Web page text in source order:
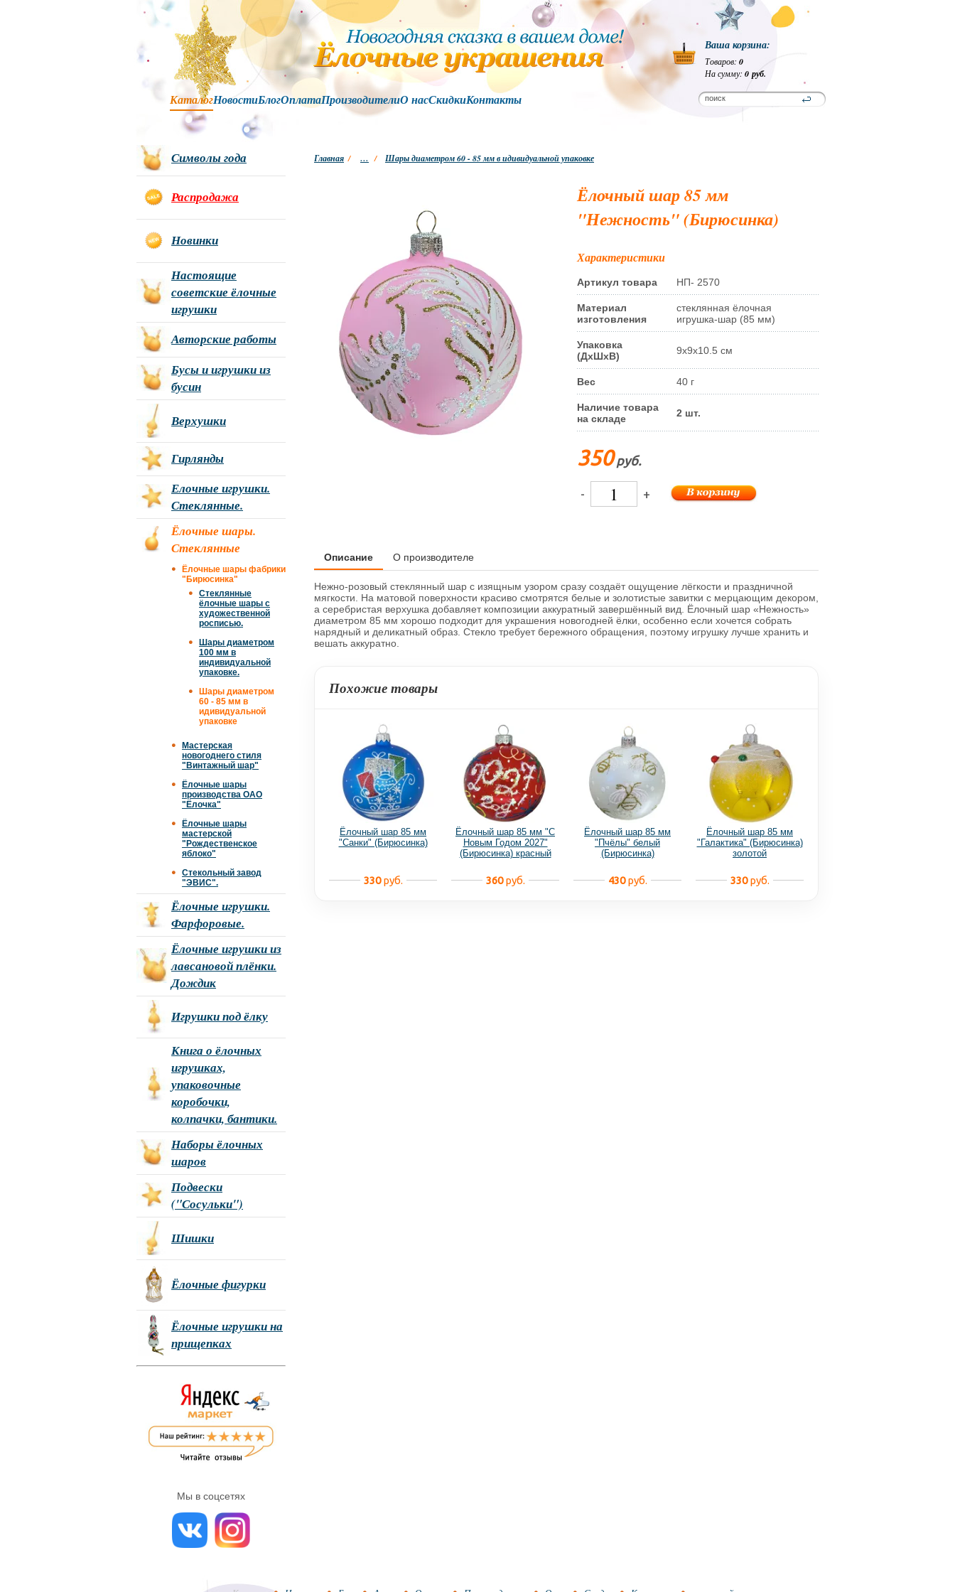
Ваша корзина:
Товаров: 0
На сумму: 0 руб.
КаталогНовостиБлогОплатаПроизводителиО насСкидкиКонтакты
Главная / … / Шары диаметром 60 - 85 мм в идивидуальной упаковке
Ёлочный шар 85 мм
"Нежность" (Бирюсинка)
Характеристики
Артикул товара НП- 2570
Материал
изготовления
стеклянная ёлочная
игрушка-шар (85 мм)
Упаковка
(ДxШxВ)
9x9x10.5 см
Вес 40 г
Наличие товара
на складе
2 шт.
350руб.
- +
Описание О производителе
Нежно-розовый стеклянный шар с изящным узором сразу создаёт ощущение лёгкости и праздничной
мягкости. На матовой поверхности красиво смотрятся белые и золотистые завитки с мерцающим декором,
а серебристая верхушка добавляет композиции аккуратный завершённый вид. Ёлочный шар «Нежность»
диаметром 85 мм хорошо подходит для украшения новогодней ёлки, особенно если хочется собрать
нарядный и деликатный образ. Стекло требует бережного обращения, поэтому игрушку лучше хранить и
вешать аккуратно.
Похожие товары
Ёлочный шар 85 мм
"Санки" (Бирюсинка)
330руб.
Ёлочный шар 85 мм "С
Новым Годом 2027"
(Бирюсинка) красный
360руб.
Ёлочный шар 85 мм
"Пчёлы" белый
(Бирюсинка)
430руб.
Ёлочный шар 85 мм
"Галактика" (Бирюсинка)
золотой
330руб.
Символы года
Распродажа
Новинки
Настоящие
советские ёлочные
игрушки
Авторские работы
Бусы и игрушки из
бусин
Верхушки
Гирлянды
Елочные игрушки.
Стеклянные.
Ёлочные шары.
Стеклянные
Ёлочные шары фабрики
"Бирюсинка"
Стеклянные
ёлочные шары с
художественной
росписью.
Шары диаметром
100 мм в
индивидуальной
упаковке.
Шары диаметром
60 - 85 мм в
идивидуальной
упаковке
Мастерская
новогоднего стиля
"Винтажный шар"
Ёлочные шары
производства ОАО
"Ёлочка"
Ёлочные шары
мастерской
"Рождественское
яблоко"
Стекольный завод
"ЭВИС".
Ёлочные игрушки.
Фарфоровые.
Ёлочные игрушки из
лавсановой плёнки.
Дождик
Игрушки под ёлку
Книга о ёлочных
игрушках,
упаковочные
коробочки,
колпачки, бантики.
Наборы ёлочных
шаров
Подвески
("Сосульки")
Шишки
Ёлочные фигурки
Ёлочные игрушки на
прищепках
Мы в соцсетях